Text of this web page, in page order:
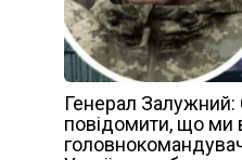
Генерал Залужний:
повідомити, що ми